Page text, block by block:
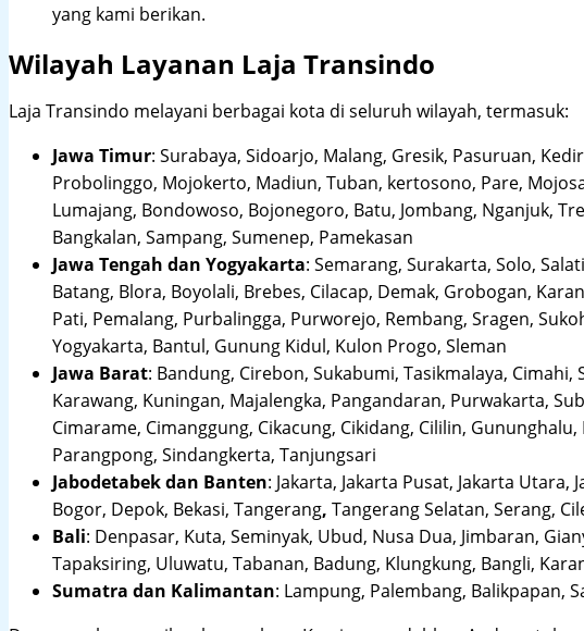
yang kami berikan.
Wilayah Layanan Laja Transindo
Laja Transindo melayani berbagai kota di seluruh wilayah, termasuk:
Jawa Timur: Surabaya, Sidoarjo, Malang, Gresik, Pasuruan,
Probolinggo, Mojokerto, Madiun, Tuban, kertosono, Pare,
Lumajang, Bondowoso, Bojonegoro, Batu, Jombang, Nganjuk,
Bangkalan, Sampang, Sumenep, Pamekasan
Jawa Tengah dan Yogyakarta: Semarang, Surakarta, Solo,
Batang, Blora, Boyolali, Brebes, Cilacap, Demak, Grobogan,
Pati, Pemalang, Purbalingga, Purworejo, Rembang, Sragen,
Yogyakarta, Bantul, Gunung Kidul, Kulon Progo, Sleman
Jawa Barat: Bandung, Cirebon, Sukabumi, Tasikmalaya,
Karawang, Kuningan, Majalengka, Pangandaran, Purwakarta,
Cimarame, Cimanggung, Cikacung, Cikidang, Cililin,
Parangpong, Sindangkerta, Tanjungsari
Jabodetabek dan Banten: Jakarta, Jakarta Pusat, Jakarta Utara,
Bogor, Depok, Bekasi, Tangerang, Tangerang Selatan, Serang,
Bali: Denpasar, Kuta, Seminyak, Ubud, Nusa Dua, Jimbaran,
Tapaksiring, Uluwatu, Tabanan, Badung, Klungkung, Bangli,
Sumatra dan Kalimantan: Lampung, Palembang, Balikpapan,